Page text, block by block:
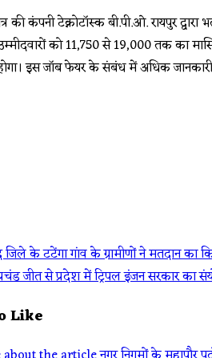
की कंपनी टेक्नोटॉस्क बी.पी.ओ. रायपुर
को ₹11,750 से ₹19,000 तक का
होगा। इस जॉब फेयर के संबंध में अधिक
जिले के टटेंगा गांव के ग्रामीणों ने मतदान का
जीत से प्रदेश में ट्रिपल इंजन सरकार का
Like